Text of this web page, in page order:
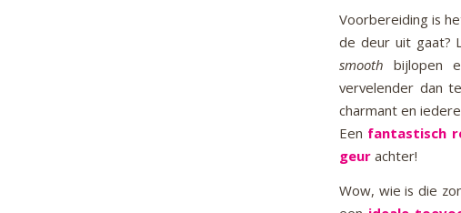
Voorbereiding is
de deur uit gaat?
smooth bijlopen
vervelender dan
charmant en
Een fantastisch
geur achter!
Wow, wie is die